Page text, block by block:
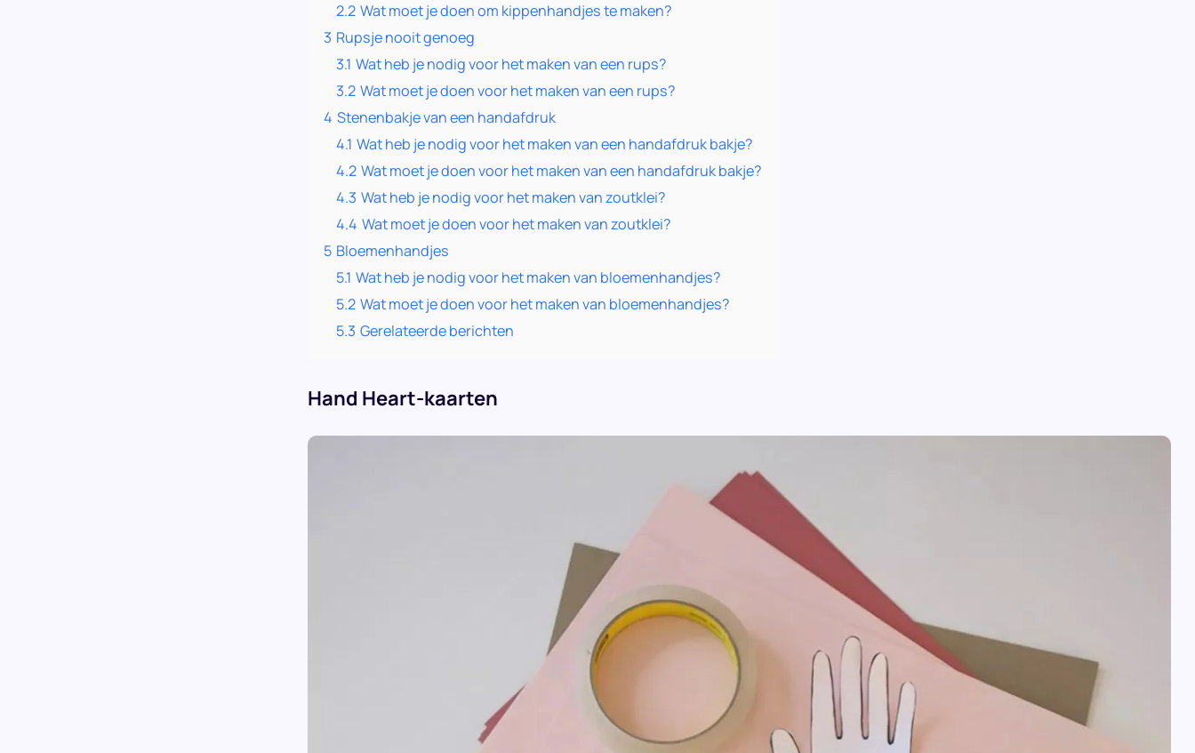
2.2 Wat moet je doen om kippenhandjes te maken?
3 Rupsje nooit genoeg
3.1 Wat heb je nodig voor het maken van een rups?
3.2 Wat moet je doen voor het maken van een rups?
4 Stenenbakje van een handafdruk
4.1 Wat heb je nodig voor het maken van een handafdruk bakje?
4.2 Wat moet je doen voor het maken van een handafdruk bakje?
4.3 Wat heb je nodig voor het maken van zoutklei?
4.4 Wat moet je doen voor het maken van zoutklei?
5 Bloemenhandjes
5.1 Wat heb je nodig voor het maken van bloemenhandjes?
5.2 Wat moet je doen voor het maken van bloemenhandjes?
5.3 Gerelateerde berichten
Hand Heart-kaarten